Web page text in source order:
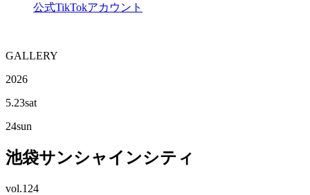
公式TikTokアカウント
GALLERY
2026
5.23sat
24sun
池袋サンシャインシティ
vol.124